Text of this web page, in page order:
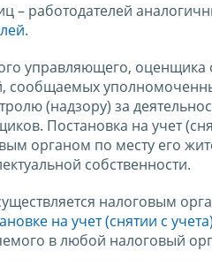
– работодателей
.
управляющего, оценщика
сообщаемых
(надзору) за
Постановка на учет
органом по месту его
собственности.
налоговым
на учет (снятии с
в любой налоговый